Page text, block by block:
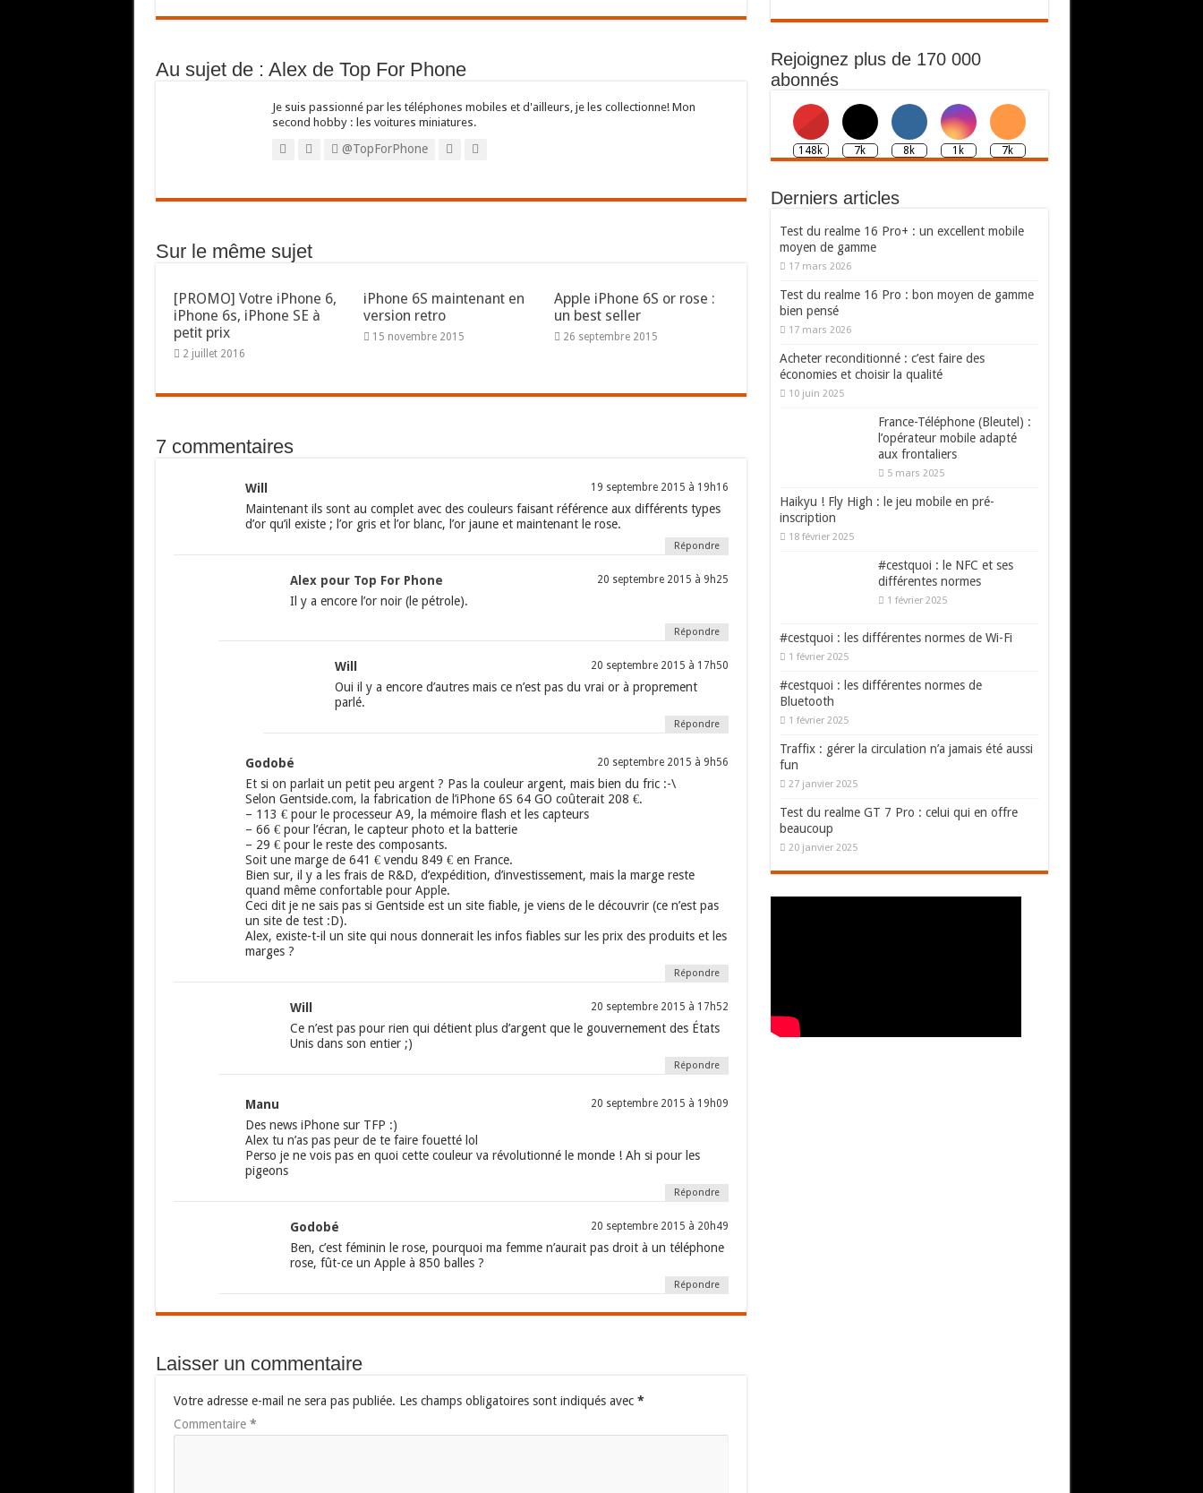
Au sujet de : Alex de Top For Phone
Je suis passionné par les téléphones mobiles et d'ailleurs, je les collectionne! Mon
second hobby : les voitures miniatures.
@TopForPhone
Sur le même sujet
[PROMO] Votre iPhone 6,
iPhone 6s, iPhone SE à
petit prix
2 juillet 2016
iPhone 6S maintenant en
version retro
15 novembre 2015
Apple iPhone 6S or rose :
un best seller
26 septembre 2015
7 commentaires
Will 19 septembre 2015 à 19h16
Maintenant ils sont au complet avec des couleurs faisant référence aux différents types
d’or qu’il existe ; l’or gris et l’or blanc, l’or jaune et maintenant le rose.
Répondre
Alex pour Top For Phone 20 septembre 2015 à 9h25
Il y a encore l’or noir (le pétrole).
Répondre
Will 20 septembre 2015 à 17h50
Oui il y a encore d’autres mais ce n’est pas du vrai or à proprement
parlé.
Répondre
Godobé 20 septembre 2015 à 9h56
Et si on parlait un petit peu argent ? Pas la couleur argent, mais bien du fric :-\
Selon Gentside.com, la fabrication de l’iPhone 6S 64 GO coûterait 208 €.
– 113 € pour le processeur A9, la mémoire flash et les capteurs
– 66 € pour l’écran, le capteur photo et la batterie
– 29 € pour le reste des composants.
Soit une marge de 641 € vendu 849 € en France.
Bien sur, il y a les frais de R&D, d’expédition, d’investissement, mais la marge reste
quand même confortable pour Apple.
Ceci dit je ne sais pas si Gentside est un site fiable, je viens de le découvrir (ce n’est pas
un site de test :D).
Alex, existe-t-il un site qui nous donnerait les infos fiables sur les prix des produits et les
marges ?
Répondre
Will 20 septembre 2015 à 17h52
Ce n’est pas pour rien qui détient plus d’argent que le gouvernement des États
Unis dans son entier ;)
Répondre
Manu 20 septembre 2015 à 19h09
Des news iPhone sur TFP :)
Alex tu n’as pas peur de te faire fouetté lol
Perso je ne vois pas en quoi cette couleur va révolutionné le monde ! Ah si pour les
pigeons
Répondre
Godobé 20 septembre 2015 à 20h49
Ben, c’est féminin le rose, pourquoi ma femme n’aurait pas droit à un téléphone
rose, fût-ce un Apple à 850 balles ?
Répondre
Laisser un commentaire
Votre adresse e-mail ne sera pas publiée. Les champs obligatoires sont indiqués avec *
Commentaire *
Rejoignez plus de 170 000
abonnés
148k 7k 8k 1k 7k
Derniers articles
Test du realme 16 Pro+ : un excellent mobile
moyen de gamme
17 mars 2026
Test du realme 16 Pro : bon moyen de gamme
bien pensé
17 mars 2026
Acheter reconditionné : c’est faire des
économies et choisir la qualité
10 juin 2025
France-Téléphone (Bleutel) :
l’opérateur mobile adapté
aux frontaliers
5 mars 2025
Haikyu ! Fly High : le jeu mobile en pré-
inscription
18 février 2025
#cestquoi : le NFC et ses
différentes normes
1 février 2025
#cestquoi : les différentes normes de Wi-Fi
1 février 2025
#cestquoi : les différentes normes de
Bluetooth
1 février 2025
Traffix : gérer la circulation n’a jamais été aussi
fun
27 janvier 2025
Test du realme GT 7 Pro : celui qui en offre
beaucoup
20 janvier 2025